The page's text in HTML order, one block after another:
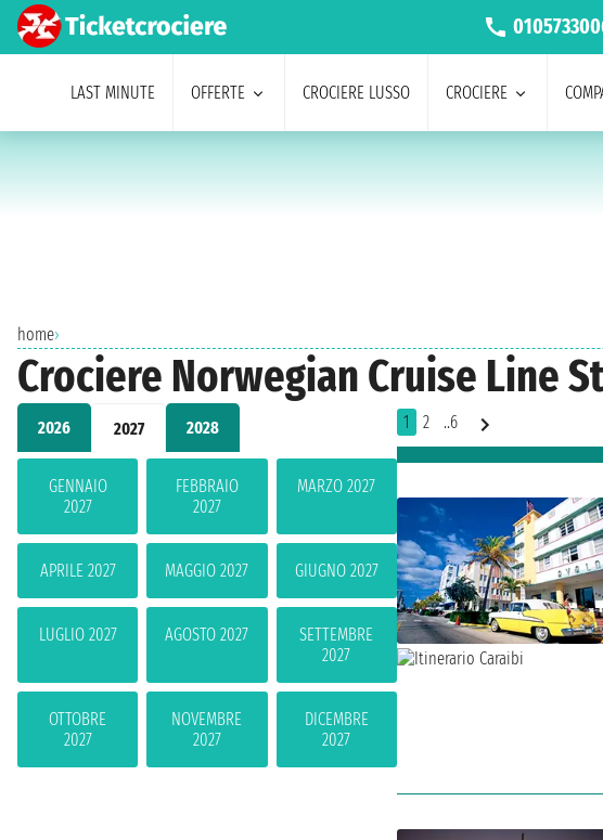
LAST MINUTE OFFERTE CROCIERE LUSSO CROCIERE
home›
Crociere Norwegian Cruise Line
2026 2027 2028
GENNAIO
2027
FEBBRAIO
2027
MARZO 2027
APRILE 2027 MAGGIO 2027 GIUGNO 2027
LUGLIO 2027 AGOSTO 2027
SETTEMBRE
2027
OTTOBRE
2027
NOVEMBRE
2027
DICEMBRE
2027
1 2 ..6